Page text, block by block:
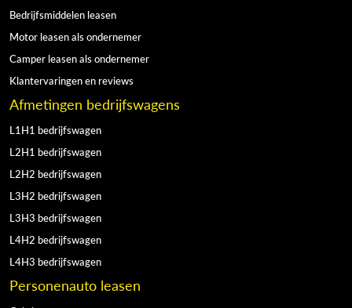
Bedrijfsmiddelen leasen
Motor leasen als ondernemer
Camper leasen als ondernemer
Klantervaringen en reviews
Afmetingen bedrijfswagens
L1H1 bedrijfswagen
L2H1 bedrijfswagen
L2H2 bedrijfswagen
L3H2 bedrijfswagen
L3H3 bedrijfswagen
L4H2 bedrijfswagen
L4H3 bedrijfswagen
Personenauto leasen